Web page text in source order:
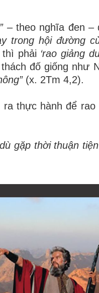
–theo nghĩa đen –
trong hội đường
phải ‘rao giảng
đố giống như
(x. 2Tm 4,2).
ra thực hành để
gặp thời thuận